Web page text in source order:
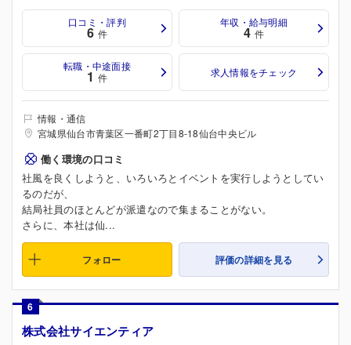
口コミ・評判
6 件
年収・給与明細
4 件
転職・中途面接
1 件 求人情報をチェック
情報・通信
宮城県仙台市青葉区一番町2丁目8-18仙台中央ビル
働く環境の口コミ
社風を良くしようと、いろいろとイベントを実行しようとしてい
るのだが、
結局社員のほとんどが派遣なので集まることがない。
さらに、本社は仙...
フォロー 評価の詳細を見る
6
株式会社サイエンティア